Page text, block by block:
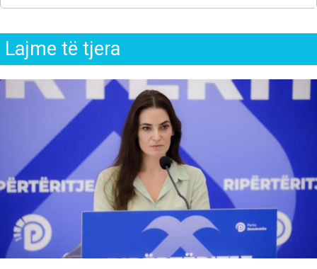
Lajme të tjera